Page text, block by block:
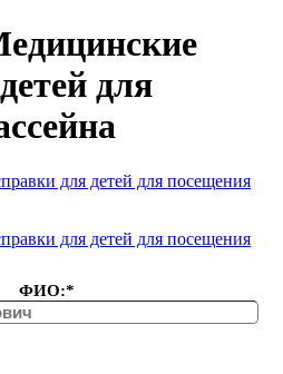
для
для детей для посещения
для детей для посещения
ФИО:*